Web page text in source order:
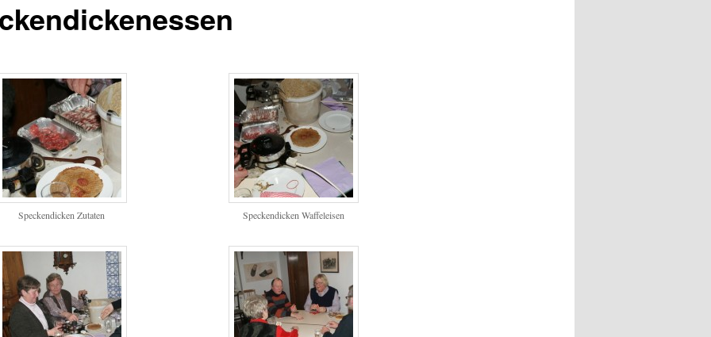
Speckendicken Zutaten Speckendicken Waffeleisen